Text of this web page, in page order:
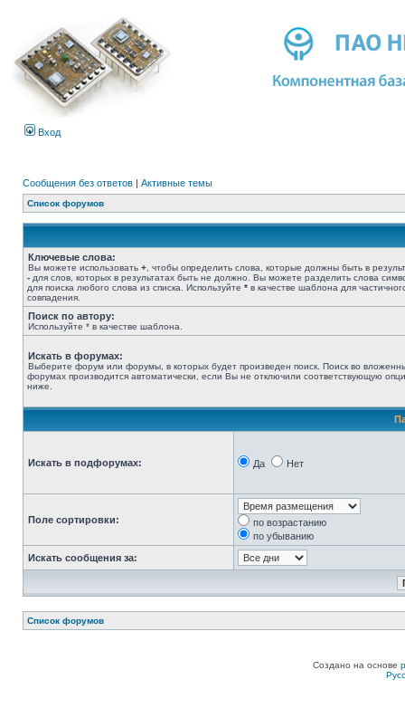
Вход
Сообщения без ответов | Активные темы
Список форумов
Ключевые слова:
Вы можете использовать + , чтобы определить слова, которые должны быть в
- для слов, которых в результатах быть не должно. Вы можете разделить слова
для поиска любого слова из списка. Используйте * в качестве шаблона для
совпадения.
Поиск по автору:
Используйте * в качестве шаблона.
Искать в форумах:
Выберите форум или форумы, в которых будет произведен поиск. Поиск во
форумах производится автоматически, если Вы не отключили соответствующую
ниже.
Искать в подфорумах: Да Нет
Поле сортировки:
по возрастанию
по убыванию
Искать сообщения за:
Список форумов
Создано на основе